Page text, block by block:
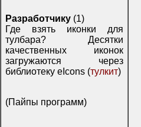
Разработчику (1)
Где взять иконки для
тулбара? Десятки
качественных иконок
загружаются через
библиотеку eIcons (тулкит)
(Пайпы программ)